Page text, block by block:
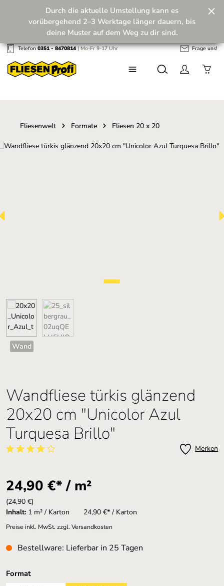
Zum Hauptinhalt springen
Zukunft! 💪
Durch die aktuelle Umstellung kann es
vorübergehend 2–3 Werktage länger dauern, bis
deine Muster auf dem Weg zu dir sind.
Telefon0351 - 8470814| Mo-Fr 9-17 Uhr Frage uns!
Fliesenwelt Formate Fliesen 20 x 20
Bildergalerie überspringen
Wand
Wandfliese türkis glänzend
20x20 cm "Unicolor Azul
Turquesa Brillo"
Merken
24,90 €* / m²
(24,90 €)
Inhalt: 1 m² / Karton 24,90 €* / Karton
Preise inkl. MwSt. zzgl. Versandkosten
Bestellware: Lieferbar in 25 Tagen
Formatauswählen